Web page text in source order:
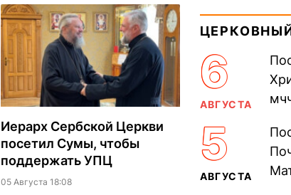
Иерарх Сербской Церкви
посетил Сумы, чтобы
поддержать УПЦ
05 Августа 18:08
6
АВГУСТА
5
АВГУСТА